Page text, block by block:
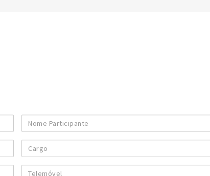
Nome
Participante
Cargo
Telemóvel